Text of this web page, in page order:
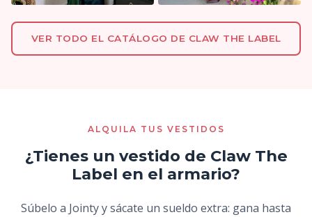
VER TODO EL CATÁLOGO DE CLAW THE LABEL
ALQUILA TUS VESTIDOS
¿Tienes un vestido de Claw The
Label en el armario?
Súbelo a Jointy y sácate un sueldo extra: gana hasta